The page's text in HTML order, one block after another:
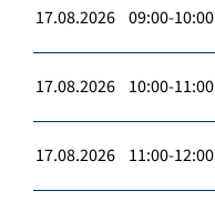
17.08.2026 09:00-10:00
17.08.2026 10:00-11:00
17.08.2026 11:00-12:00